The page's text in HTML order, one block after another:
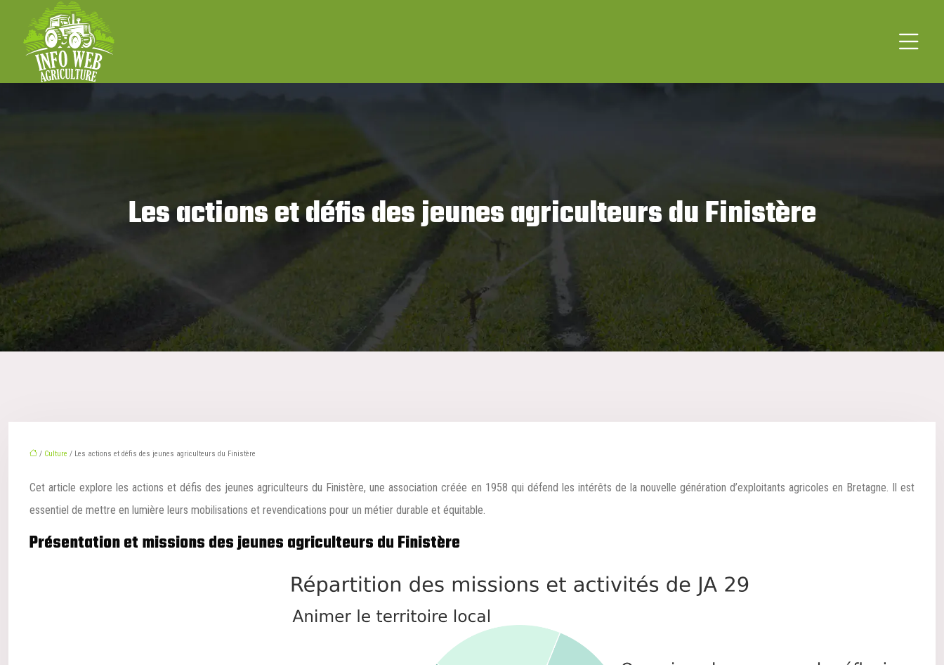
Les actions et défis des jeunes agriculteurs du Finistère
/ Culture / Les actions et défis des jeunes agriculteurs du Finistère
Cet article explore les actions et défis des jeunes agriculteurs du Finistère, une association créée en 1958 qui défend les intérêts de la nouvelle génération d’exploitants agricoles en Bretagne. Il est
essentiel de mettre en lumière leurs mobilisations et revendications pour un métier durable et équitable.
Présentation et missions des jeunes agriculteurs du Finistère